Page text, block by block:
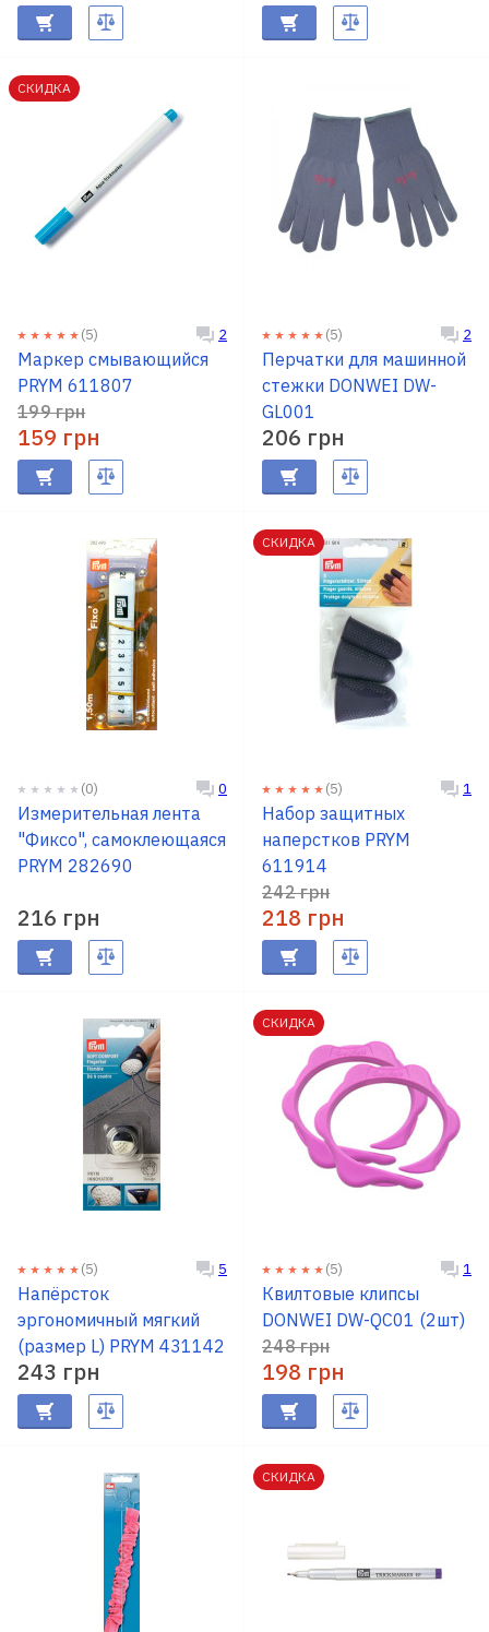
СКИДКА
(5) 2
Маркер смывающийся
PRYM 611807
199 грн
159 грн
(5) 2
Перчатки для машинной
стежки DONWEI DW-
GL001
206 грн
(0) 0
Измерительная лента
"Фиксо", самоклеющаяся
PRYM 282690
216 грн
СКИДКА
(5) 1
Набор защитных
наперстков PRYM
611914
242 грн
218 грн
(5) 5
Напёрсток
эргономичный мягкий
(размер L) PRYM 431142
243 грн
СКИДКА
(5) 1
Квилтовые клипсы
DONWEI DW-QC01 (2шт)
248 грн
198 грн
СКИДКА